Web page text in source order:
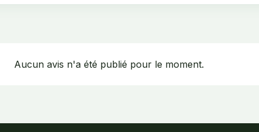
Aucun avis n'a été publié pour le moment.